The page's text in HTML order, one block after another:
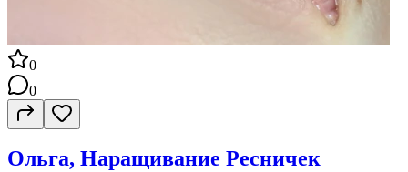
0
0
Ольга, Наращивание Ресничек